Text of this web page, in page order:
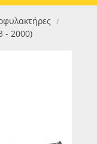
/
- 2000)